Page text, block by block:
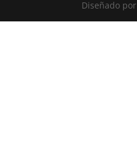
Diseñado por